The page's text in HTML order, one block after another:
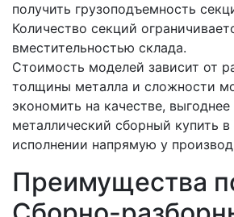
получить грузоподъемность
Количество секций
вместительностью склада.
Стоимость моделей зависит от
толщины металла и сложности
экономить на качестве,
металлический сборный купить
исполнении напрямую у
Преимущества